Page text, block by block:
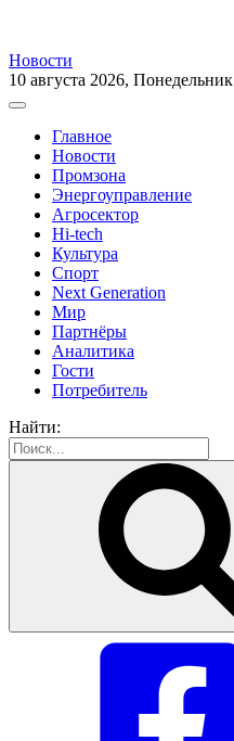
Новости
10 августа 2026, Понедельник
Главное
Новости
Промзона
Энергоуправление
Агросектор
Hi-tech
Культура
Спорт
Next Generation
Мир
Партнёры
Аналитика
Гости
Потребитель
Найти: